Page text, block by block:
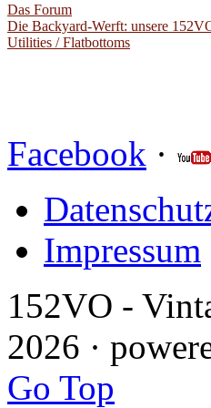
Das Forum
Die Backyard-Werft: unsere
Utilities / Flatbottoms
Facebook ·
Impressum
152VO -
2026 ·
Go Top